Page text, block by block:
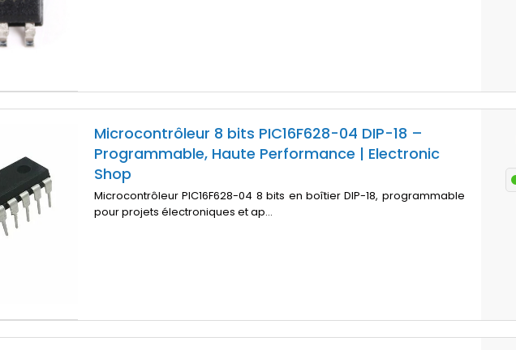
Microcontrôleur 8 bits PIC16F628-04 DIP-18 –
Programmable, Haute Performance | Electronic
Shop
Microcontrôleur PIC16F628-04 8 bits en boîtier DIP-18, programmable
pour projets électroniques et ap...